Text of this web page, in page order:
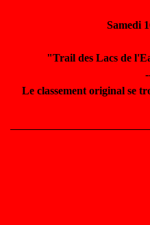
Samedi
"Trail des Lacs de
Le classement original se